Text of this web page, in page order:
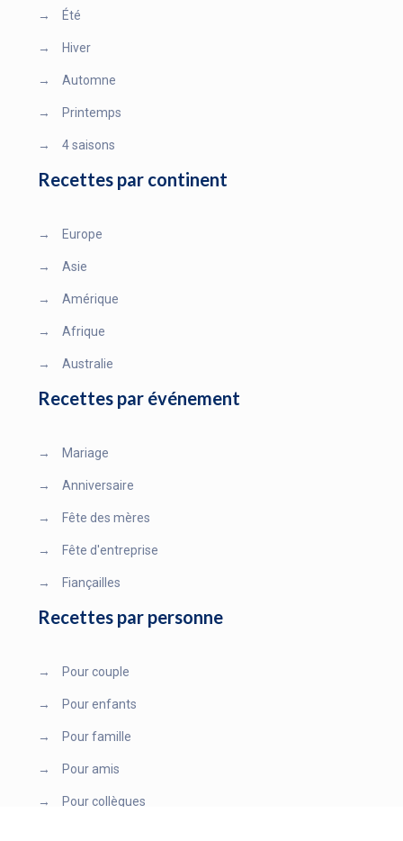
→ Été
→ Hiver
→ Automne
→ Printemps
→ 4 saisons
Recettes par continent
→ Europe
→ Asie
→ Amérique
→ Afrique
→ Australie
Recettes par événement
→ Mariage
→ Anniversaire
→ Fête des mères
→ Fête d'entreprise
→ Fiançailles
Recettes par personne
→ Pour couple
→ Pour enfants
→ Pour famille
→ Pour amis
→ Pour collègues